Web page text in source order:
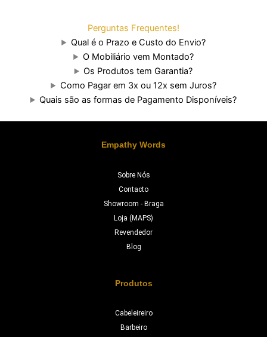
Perguntas Frequentes!
Qual é o Prazo e Custo do Envio?
O Mobiliário vem Montado?
Os Produtos tem Garantia?
Como Pagar em 3x ou 12x sem Juros?
Quais são as formas de Pagamento Disponíveis?
Empathy Words
Sobre Nós
Contacto
Showroom - Braga
Loja (MAPS)
Revendedor
Blog
Produtos
Cabeleireiro
Barbeiro